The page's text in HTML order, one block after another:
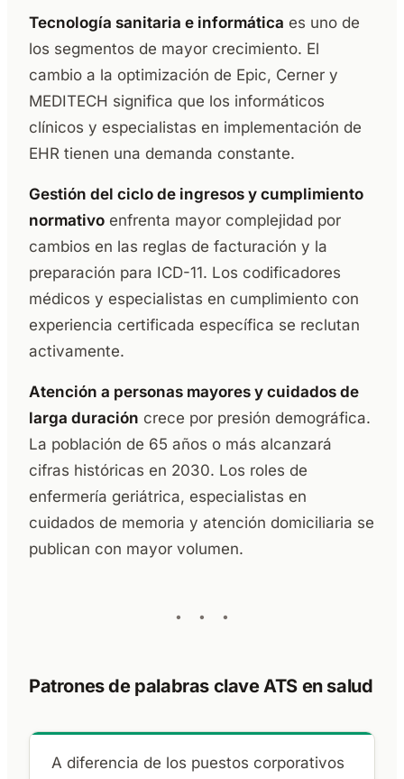
Tecnología sanitaria e informática es uno de
los segmentos de mayor crecimiento. El
cambio a la optimización de Epic, Cerner y
MEDITECH significa que los informáticos
clínicos y especialistas en implementación de
EHR tienen una demanda constante.
Gestión del ciclo de ingresos y cumplimiento
normativo enfrenta mayor complejidad por
cambios en las reglas de facturación y la
preparación para ICD-11. Los codificadores
médicos y especialistas en cumplimiento con
experiencia certificada específica se reclutan
activamente.
Atención a personas mayores y cuidados de
larga duración crece por presión demográfica.
La población de 65 años o más alcanzará
cifras históricas en 2030. Los roles de
enfermería geriátrica, especialistas en
cuidados de memoria y atención domiciliaria se
publican con mayor volumen.
Patrones de palabras clave ATS en salud
A diferencia de los puestos corporativos